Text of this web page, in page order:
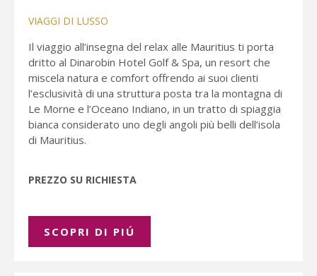
VIAGGI DI LUSSO
Il viaggio all’insegna del relax alle Mauritius ti porta
dritto al Dinarobin Hotel Golf & Spa, un resort che
miscela natura e comfort offrendo ai suoi clienti
l’esclusività di una struttura posta tra la montagna di
Le Morne e l’Oceano Indiano, in un tratto di spiaggia
bianca considerato uno degli angoli più belli dell’isola
di Mauritius.
PREZZO SU RICHIESTA
SCOPRI DI PIÚ